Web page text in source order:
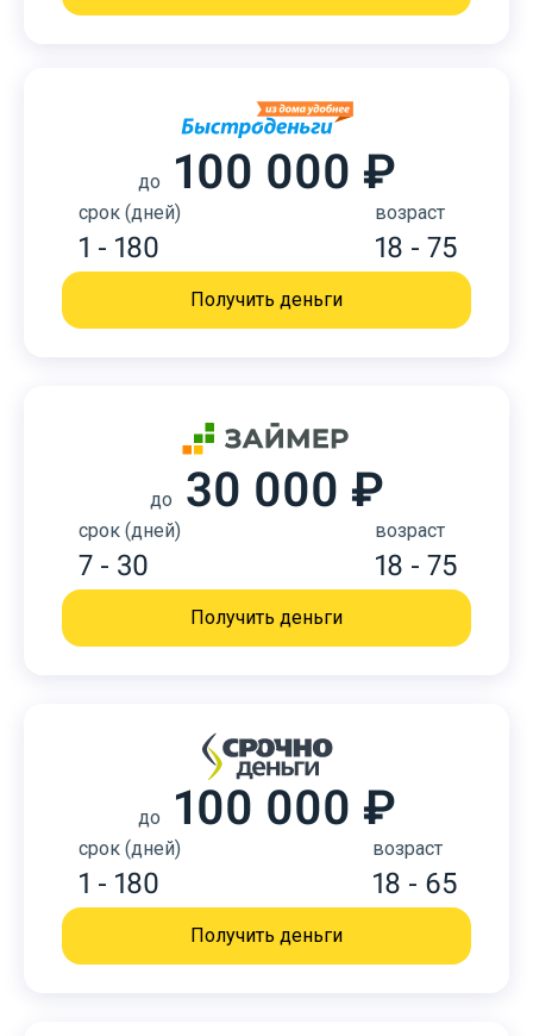
до 100 000 ₽
срок (дней)
1 - 180
возраст
18 - 75
Получить деньги
до 30 000 ₽
срок (дней)
7 - 30
возраст
18 - 75
Получить деньги
до 100 000 ₽
срок (дней)
1 - 180
возраст
18 - 65
Получить деньги